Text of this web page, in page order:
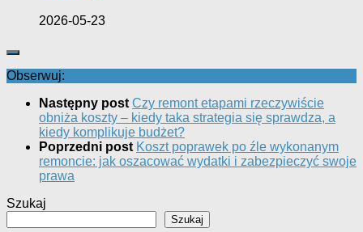
2026-05-23
Obserwuj:
Następny post Czy remont etapami rzeczywiście
obniża koszty – kiedy taka strategia się sprawdza, a
kiedy komplikuje budżet?
Poprzedni post Koszt poprawek po źle wykonanym
remoncie: jak oszacować wydatki i zabezpieczyć swoje
prawa
Szukaj
Szukaj